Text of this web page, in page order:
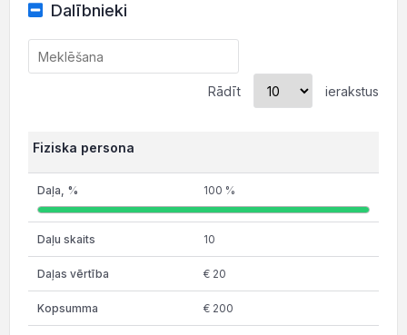
Dalībnieki
Rādīt ierakstus
Fiziska persona
100 %
10
€ 20
€ 200